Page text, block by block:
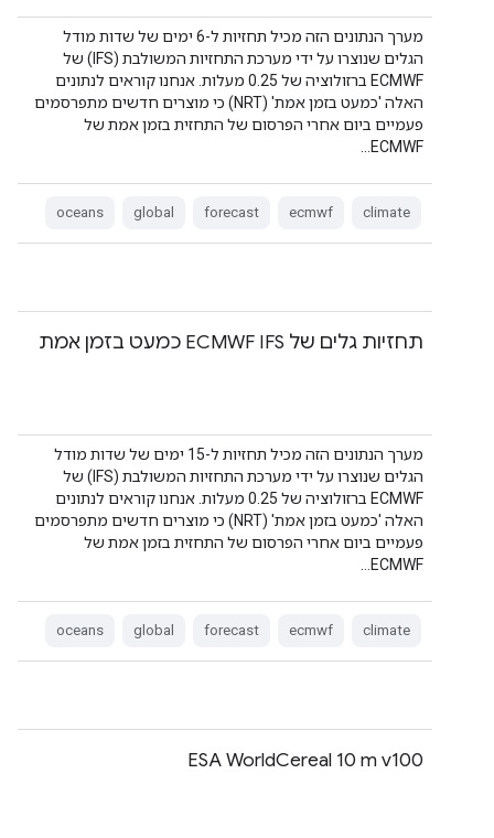
מערך הנתונים הזה מכיל תחזיות ל-6 ימים של שדות מודל
הגלים שנוצרו על ידי מערכת התחזיות המשולבת (IFS) של
ECMWF ברזולוציה של 0.25 מעלות. אנחנו קוראים לנתונים
האלה 'כמעט בזמן אמת' (NRT) כי מוצרים חדשים מתפרסמים
פעמיים ביום אחרי הפרסום של התחזית בזמן אמת של
ECMWF…
climate
ecmwf
forecast
global
oceans
תחזיות גלים של ECMWF IFS כמעט בזמן אמת
מערך הנתונים הזה מכיל תחזיות ל-15 ימים של שדות מודל
הגלים שנוצרו על ידי מערכת התחזיות המשולבת (IFS) של
ECMWF ברזולוציה של 0.25 מעלות. אנחנו קוראים לנתונים
האלה 'כמעט בזמן אמת' (NRT) כי מוצרים חדשים מתפרסמים
פעמיים ביום אחרי הפרסום של התחזית בזמן אמת של
ECMWF…
climate
ecmwf
forecast
global
oceans
ESA WorldCereal 10 m v100